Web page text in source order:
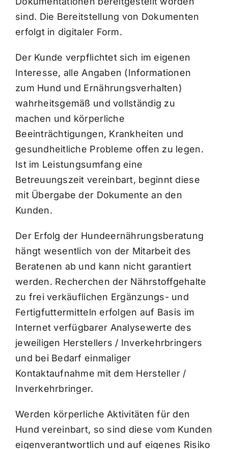
sind. Die Bereitstellung von Dokumenten
erfolgt in digitaler Form.
Der Kunde verpflichtet sich im eigenen
Interesse, alle Angaben (Informationen
zum Hund und Ernährungsverhalten)
wahrheitsgemäß und vollständig zu
machen und körperliche
Beeinträchtigungen, Krankheiten und
gesundheitliche Probleme offen zu legen.
Ist im Leistungsumfang eine
Betreuungszeit vereinbart, beginnt diese
mit Übergabe der Dokumente an den
Kunden.
Der Erfolg der Hundeernährungsberatung
hängt wesentlich von der Mitarbeit des
Beratenen ab und kann nicht garantiert
werden. Recherchen der Nährstoffgehalte
zu frei verkäuflichen Ergänzungs- und
Fertigfuttermitteln erfolgen auf Basis im
Internet verfügbarer Analysewerte des
jeweiligen Herstellers / Inverkehrbringers
und bei Bedarf einmaliger
Kontaktaufnahme mit dem Hersteller /
Inverkehrbringer.
Werden körperliche Aktivitäten für den
Hund vereinbart, so sind diese vom Kunden
eigenverantwortlich und auf eigenes Risiko